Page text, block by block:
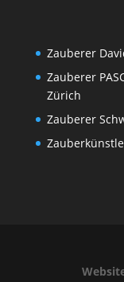
Zauberer
Zauberer
Zürich
Zauberer